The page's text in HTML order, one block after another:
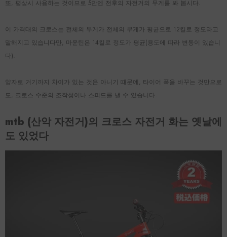
또, 평상시 사용하는 것이므로 5만엔 전후의 자전거의 무게를 봐 봅시다.
이 가격대의 크로스는 전체의 무게가 전체의 무게가 평균으로 12킬로 정도라고
말해지고 있습니다만, 마운틴은 14킬로 정도가 평균(용도에 따라 변동이 있습니
다).
양자로 거기까지 차이가 ​​있는 것은 아니기 때문에, 타이어 폭을 바꾸는 것만으로
도, 크로스 수준의 조작성이나 스피드를 낼 수 있습니다.
mtb (산악 자전거)의 크로스 자전거 화는 옛날에
도 있었다